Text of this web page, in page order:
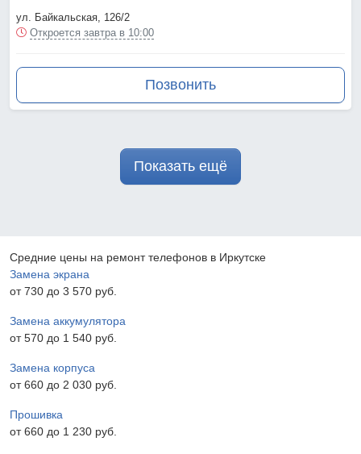
ул. Байкальская, 126/2
Откроется завтра в 10:00
Позвонить
Показать ещё
Средние цены на ремонт телефонов в Иркутске
Замена экрана
от 730 до 3 570 pyб.
Замена аккумулятора
от 570 до 1 540 pyб.
Замена корпуса
от 660 до 2 030 pyб.
Прошивка
от 660 до 1 230 pyб.